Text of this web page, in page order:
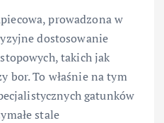
prowadzona w
dostosowanie
takich jak
bor. To właśnie na tym
gatunków
stale